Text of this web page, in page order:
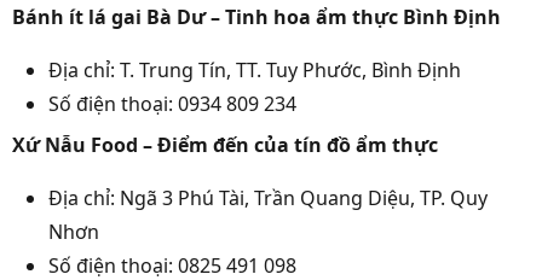
Bánh ít lá gai Bà Dư – Tinh hoa ẩm thực Bình Định
Địa chỉ: T. Trung Tín, TT. Tuy Phước, Bình Định
Số điện thoại: 0934 809 234
Xứ Nẫu Food – Điểm đến của tín đồ ẩm thực
Địa chỉ: Ngã 3 Phú Tài, Trần Quang Diệu, TP. Quy
Nhơn
Số điện thoại: 0825 491 098